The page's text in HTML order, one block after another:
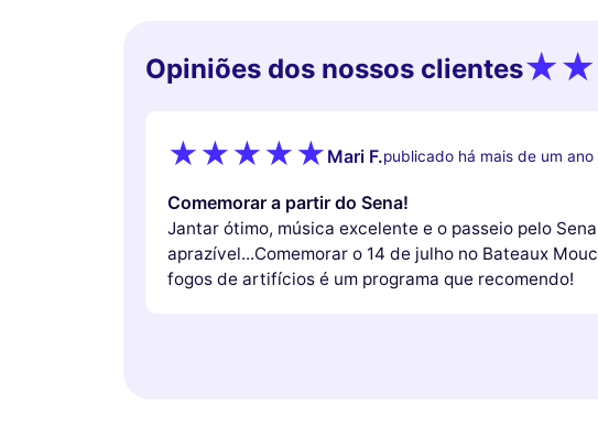
Opiniões dos nossos clientes
Mari F.publicado há mais de um ano
Comemorar a partir do Sena!
Jantar ótimo, música excelente e o passeio pelo
aprazível...Comemorar o 14 de julho no Bateaux
fogos de artifícios é um programa que recomendo!